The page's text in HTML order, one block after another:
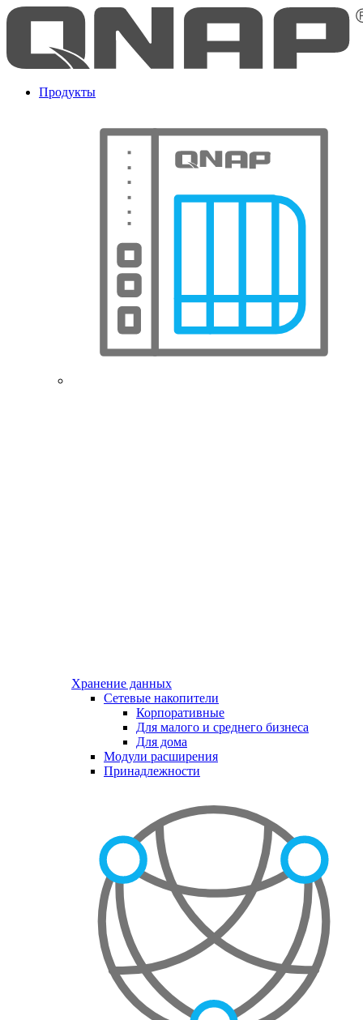
Продукты
Хранение данных
Сетевые накопители
Корпоративные
Для малого и среднего бизнеса
Для дома
Модули расширения
Принадлежности